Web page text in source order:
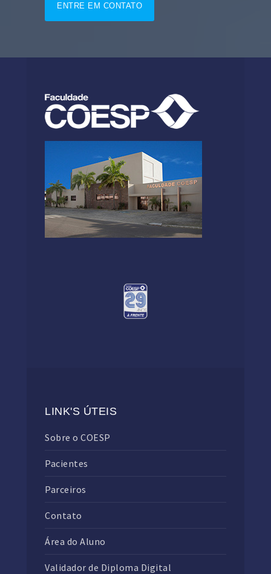
ENTRE EM CONTATO
LINK'S ÚTEIS
Sobre o COESP
Pacientes
Parceiros
Contato
Área do Aluno
Validador de Diploma Digital